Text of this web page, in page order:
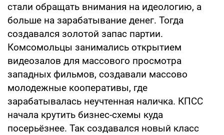
стали обращать внимания на идеологию, а
больше на зарабатывание денег. Тогда
создавался золотой запас партии.
Комсомольцы занимались открытием
видеозалов для массового просмотра
западных фильмов, создавали массово
молодежные кооперативы, где
зарабатывалась неучтенная наличка. КПСС
начала крутить бизнес-схемы куда
посерьёзнее. Так создавался новый класс